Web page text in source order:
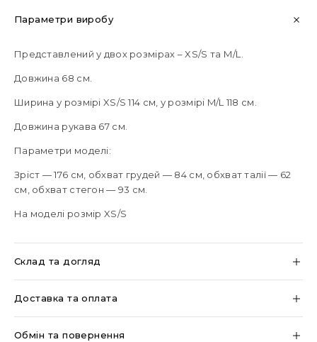
Параметри виробу
Представлений у двох розмірах – XS/S та М/L.
Довжина 68 см.
Ширина у розмірі XS/S 114 см, у розмірі M/L 118 см.
Довжина рукава 67 см.
Параметри моделі:
Зріст — 176 см, обхват грудей — 84 см, обхват талії — 62
см, обхват стегон — 93 см.
На моделі розмір XS/S
Склад та догляд
Доставка та оплата
Обмін та повернення